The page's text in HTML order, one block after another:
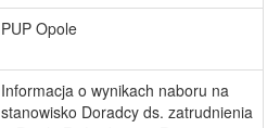
PUP Opole
Informacja o wynikach naboru na
stanowisko Doradcy ds. zatrudnienia